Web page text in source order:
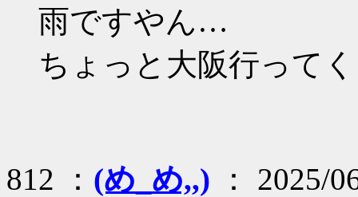
雨ですやん…
ちょっと大阪行って
812 ： (め_め,,) ： 2025/